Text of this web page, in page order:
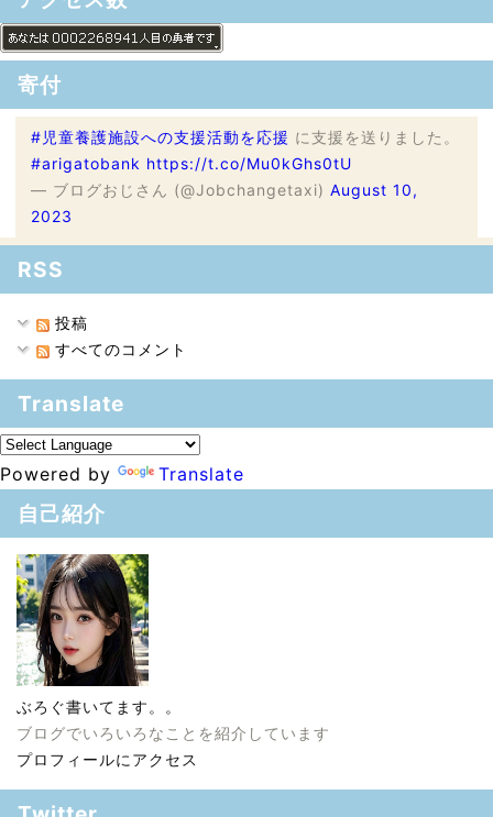
寄付
#児童養護施設への支援活動を応援 に支援を送りました。
#arigatobank https://t.co/Mu0kGhs0tU
— ブログおじさん (@Jobchangetaxi) August 10,
2023
RSS
投稿
すべてのコメント
Translate
Powered by Translate
自己紹介
ぶろぐ書いてます。。
ブログでいろいろなことを紹介しています
プロフィールにアクセス